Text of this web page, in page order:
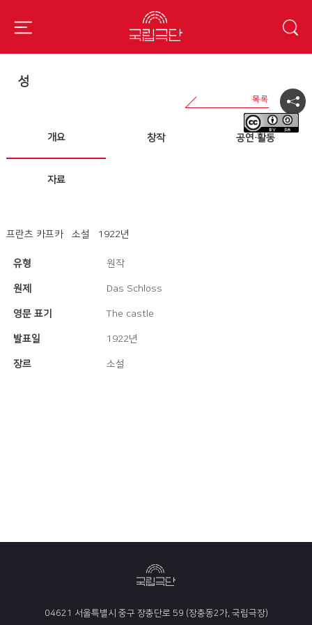
성
개요 창작 공연·활동
자료
프란츠 카프카 소설 1922년
유형 원작
원제 Das Schloss
영문 표기 The castle
발표일 1922년
장르 소설
04621 서울특별시 중구 장충단로 59 (장충동2가, 국립극장)